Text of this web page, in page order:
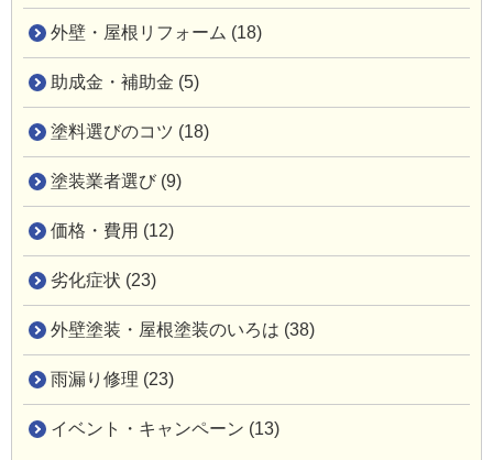
外壁・屋根リフォーム (18)
助成金・補助金 (5)
塗料選びのコツ (18)
塗装業者選び (9)
価格・費用 (12)
劣化症状 (23)
外壁塗装・屋根塗装のいろは (38)
雨漏り修理 (23)
イベント・キャンペーン (13)